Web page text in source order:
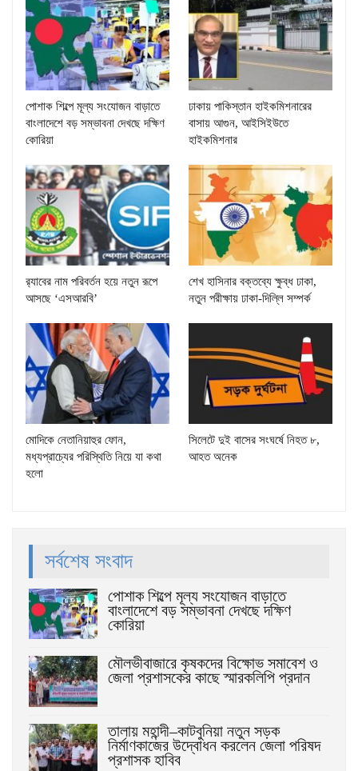
পোশাক শিল্পে মূল্য সংযোজন বাড়াতে
বাংলাদেশে বড় সম্ভাবনা দেখছে দক্ষিণ
কোরিয়া
ঢাকায় পাকিস্তান হাইকমিশনারের
বাসায় আগুন, আইসিইউতে
হাইকমিশনার
র‌্যাবের নাম পরিবর্তন হয়ে নতুন রূপে
আসছে ‘এসআরবি’
শেখ হাসিনার বক্তব্যে ক্ষুব্ধ ঢাকা,
নতুন পরীক্ষায় ঢাকা-দিল্লি সম্পর্ক
মোদিকে নেতানিয়াহুর ফোন,
মধ্যপ্রাচ্যের পরিস্থিতি নিয়ে যা কথা
হলো
সিলেটে দুই বাসের সংঘর্ষে নিহত ৮,
আহত অনেক
সর্বশেষ সংবাদ
পোশাক শিল্পে মূল্য সংযোজন বাড়াতে
বাংলাদেশে বড় সম্ভাবনা দেখছে দক্ষিণ
কোরিয়া
মৌলভীবাজারে কৃষকদের বিক্ষোভ সমাবেশ ও
জেলা প্রশাসকের কাছে স্মারকলিপি প্রদান
তালায় মহান্দী–কাটবুনিয়া নতুন সড়ক
নির্মাণকাজের উদ্বোধন করলেন জেলা পরিষদ
প্রশাসক হাবিব